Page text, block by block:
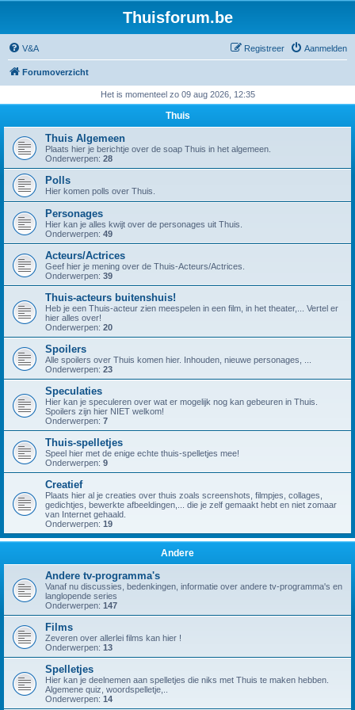
Thuisforum.be
V&A Aanmelden
Registreer
Forumoverzicht
Het is momenteel zo 09 aug 2026, 12:35
Thuis
Thuis Algemeen
Plaats hier je berichtje over de soap Thuis in het algemeen.
Onderwerpen: 28
Polls
Hier komen polls over Thuis.
Personages
Hier kan je alles kwijt over de personages uit Thuis.
Onderwerpen: 49
Acteurs/Actrices
Geef hier je mening over de Thuis-Acteurs/Actrices.
Onderwerpen: 39
Thuis-acteurs buitenshuis!
Heb je een Thuis-acteur zien meespelen in een film, in het theater,... Vertel er
hier alles over!
Onderwerpen: 20
Spoilers
Alle spoilers over Thuis komen hier. Inhouden, nieuwe personages, ...
Onderwerpen: 23
Speculaties
Hier kan je speculeren over wat er mogelijk nog kan gebeuren in Thuis.
Spoilers zijn hier NIET welkom!
Onderwerpen: 7
Thuis-spelletjes
Speel hier met de enige echte thuis-spelletjes mee!
Onderwerpen: 9
Creatief
Plaats hier al je creaties over thuis zoals screenshots, filmpjes, collages,
gedichtjes, bewerkte afbeeldingen,... die je zelf gemaakt hebt en niet zomaar
van Internet gehaald.
Onderwerpen: 19
Andere
Andere tv-programma's
Vanaf nu discussies, bedenkingen, informatie over andere tv-programma's en
langlopende series
Onderwerpen: 147
Films
Zeveren over allerlei films kan hier !
Onderwerpen: 13
Spelletjes
Hier kan je deelnemen aan spelletjes die niks met Thuis te maken hebben.
Algemene quiz, woordspelletje,..
Onderwerpen: 14